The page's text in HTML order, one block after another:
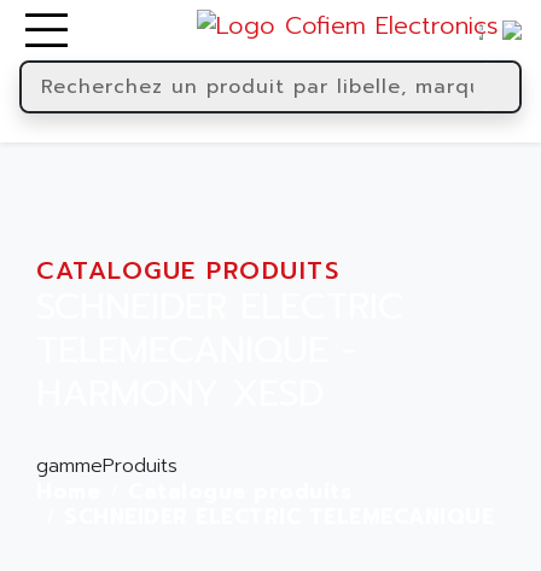
CATALOGUE PRODUITS
gammeProduits